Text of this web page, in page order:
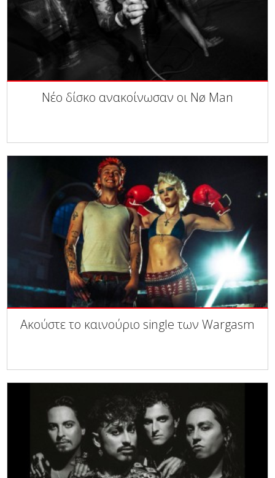
Νέο δίσκο ανακοίνωσαν οι Nø Man
Ακούστε το καινούριο single των Wargasm